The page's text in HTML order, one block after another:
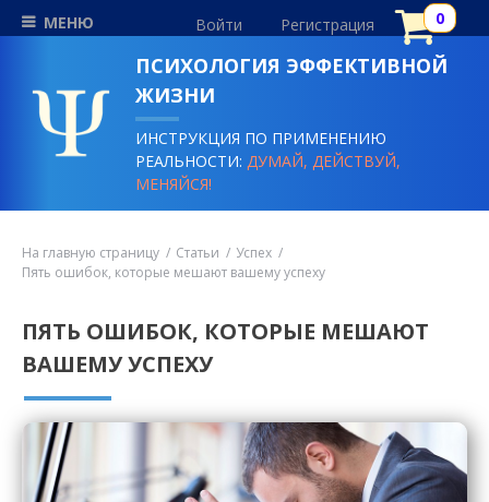
МЕНЮ Войти Регистрация
ПСИХОЛОГИЯ ЭФФЕКТИВНОЙ
ЖИЗНИ
ИНСТРУКЦИЯ ПО ПРИМЕНЕНИЮ
РЕАЛЬНОСТИ:ДУМАЙ, ДЕЙСТВУЙ,
МЕНЯЙСЯ!
На главную страницу Статьи
Успех
Пять ошибок, которые мешают вашему успеху
ПЯТЬ ОШИБОК, КОТОРЫЕ МЕШАЮТ
ВАШЕМУ УСПЕХУ